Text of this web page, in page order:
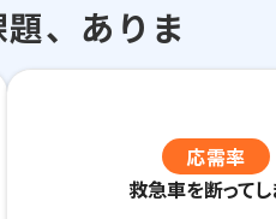
、ありま
救急車を断ってし
応需率